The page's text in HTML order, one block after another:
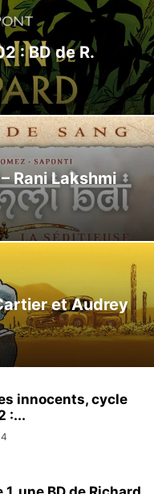
: BD de R.
Rani Lakshmi
et Audrey
innocents, cycle
:...